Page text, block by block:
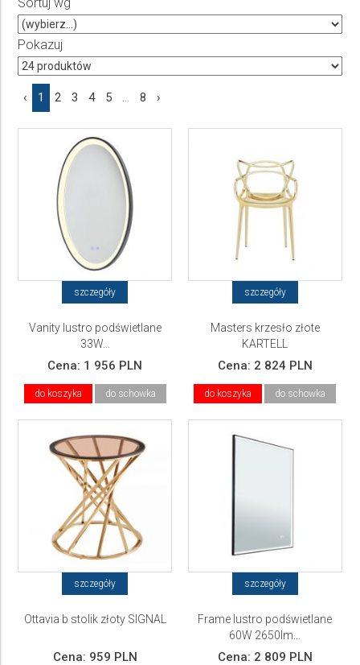
Producent
Wybierz producenta
Cena
Pokazuj
‹ 1 2 3 4 5 ... 8 ›
szczegóły
Vanity lustro podświetlane
33W...
Cena: 1 956 PLN
do koszyka do schowka
szczegóły
Masters krzesło złote
KARTELL
Cena: 2 824 PLN
do koszyka do schowka
szczegóły
Ottavia b stolik złoty SIGNAL
Cena: 959 PLN
szczegóły
Frame lustro podświetlane
60W 2650lm...
Cena: 2 809 PLN